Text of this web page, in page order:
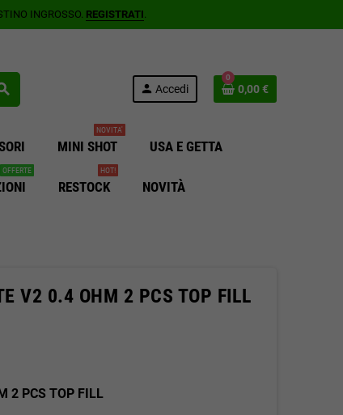
INGROSSO. REGISTRATI.
person Accedi
0
0,00 €
MINI SHOT
NOVITA'
USA E GETTA
OFFERTE
RESTOCK
HOT!
NOVITÀ
V2 0.4 OHM 2 PCS TOP FILL
2 PCS TOP FILL